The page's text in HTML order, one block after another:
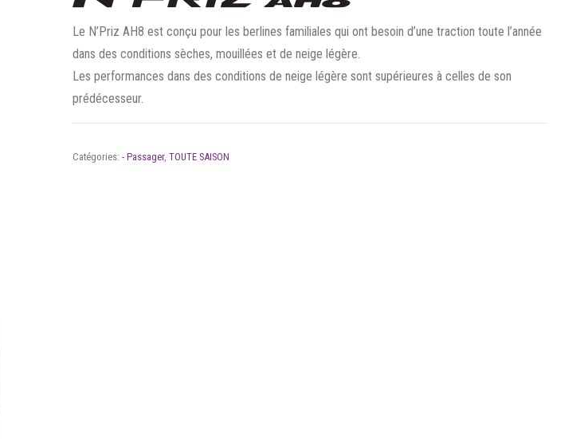
Le N’Priz AH8 est conçu pour les berlines familiales qui ont besoin d’une traction toute l’année
dans des conditions sèches, mouillées et de neige légère.
Les performances dans des conditions de neige légère sont supérieures à celles de son
prédécesseur.
Catégories: - Passager, TOUTE SAISON